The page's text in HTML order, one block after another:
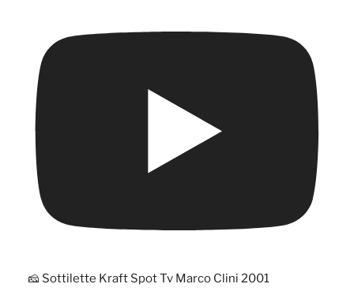
🧀 Sottilette Kraft Spot Tv Marco Clini 2001